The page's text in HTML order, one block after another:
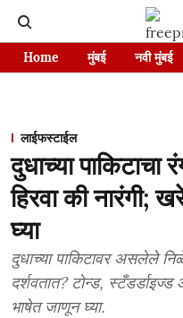
Home मुंबई नवी मुंबई
लाईफस्टाईल
दुधाच्या पाकिटाचा
हिरवा की नारंगी;
घ्या
दुधाच्या पाकिटावर असलेले
दर्शवतात? टोन्ड,
भाषेत जाणून घ्या.